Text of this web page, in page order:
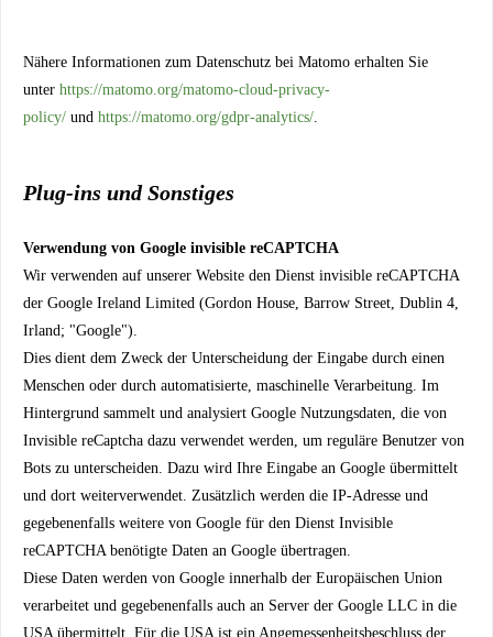
Nähere Informationen zum Datenschutz bei Matomo erhalten Sie
unter https://matomo.org/matomo-cloud-privacy-
policy/ und https://matomo.org/gdpr-analytics/.
Plug-ins und Sonstiges
Verwendung von Google invisible reCAPTCHA
Wir verwenden auf unserer Website den Dienst invisible reCAPTCHA
der Google Ireland Limited (Gordon House, Barrow Street, Dublin 4,
Irland; "Google").
Dies dient dem Zweck der Unterscheidung der Eingabe durch einen
Menschen oder durch automatisierte, maschinelle Verarbeitung. Im
Hintergrund sammelt und analysiert Google Nutzungsdaten, die von
Invisible reCaptcha dazu verwendet werden, um reguläre Benutzer von
Bots zu unterscheiden. Dazu wird Ihre Eingabe an Google übermittelt
und dort weiterverwendet. Zusätzlich werden die IP-Adresse und
gegebenenfalls weitere von Google für den Dienst Invisible
reCAPTCHA benötigte Daten an Google übertragen.
Diese Daten werden von Google innerhalb der Europäischen Union
verarbeitet und gegebenenfalls auch an Server der Google LLC in die
USA übermittelt. Für die USA ist ein Angemessenheitsbeschluss der